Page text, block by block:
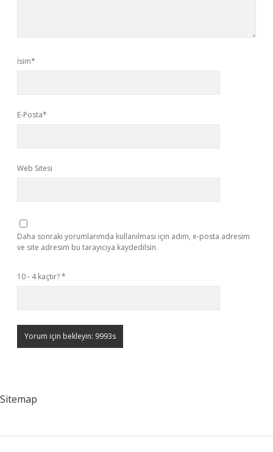
İsim*
E-Posta*
Web Sitesi
Daha sonraki yorumlarımda kullanılması için adım, e-posta adresim
ve site adresim bu tarayıcıya kaydedilsin.
10 - 4 kaçtır?*
Sitemap